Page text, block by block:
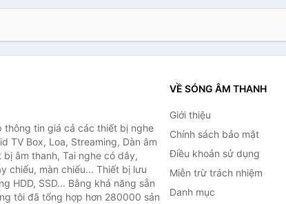
thông tin giá cả các thiết bị nghe
TV Box, Loa, Streaming, Dàn âm
âm thanh, Tai nghe có dây,
chiếu, màn chiếu... Thiết bị lưu
HDD, SSD... Bằng khả năng sẵn
tôi đã tổng hợp hơn 280000 sản
VỀ SÓNG ÂM THANH
Giới thiệu
Chính sách bảo mật
Điều khoản sử dụng
Miễn trừ trách nhiệm
Danh mục